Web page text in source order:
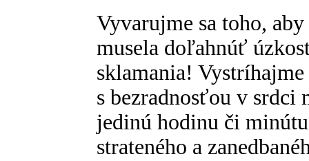
Vyvarujme sa toho,
musela doľahnúť
sklamania!
s bezradnosťou v srdci
jedinú hodinu či
strateného a